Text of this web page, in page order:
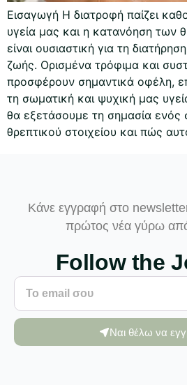
Εισαγωγή Η διατροφή παίζει
υγεία μας και η κατανόηση των
είναι ουσιαστική για τη
ζωής. Ορισμένα τρόφιμα και
προσφέρουν σημαντικά οφέλη,
τη σωματική και ψυχική μας
θα εξετάσουμε τη σημασία ενός
θρεπτικού στοιχείου και πώς
Κάνε εγγραφή στο
πρώτος νέα γύρω από
Follow the
Ναι θέλω να